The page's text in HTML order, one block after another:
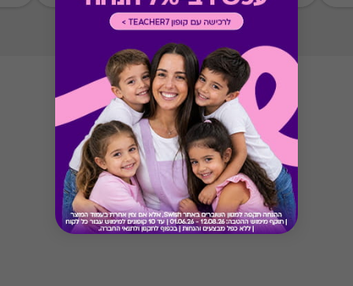
ממגוון כרטיסי החברה או לבקש החזר כספי בגין
(במקרה כזה הזיכוי יינתן אך ורק לרוכש הגיפט, ללא
קשר למחזיק הגיפט בפועל).